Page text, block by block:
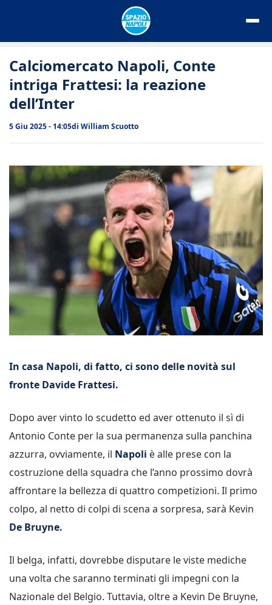
Calciomercato Napoli, Conte
intriga Frattesi: la reazione
dell’Inter
5 Giu 2025 - 14:05di William Scuotto
In casa Napoli, di fatto, ci sono delle novità sul
fronte Davide Frattesi.
Dopo aver vinto lo scudetto ed aver ottenuto il sì di
Antonio Conte per la sua permanenza sulla panchina
azzurra, ovviamente, il Napoli è alle prese con la
costruzione della squadra che l’anno prossimo dovrà
affrontare la bellezza di quattro competizioni. Il primo
colpo, al netto di colpi di scena a sorpresa, sarà Kevin
De Bruyne.
Il belga, infatti, dovrebbe disputare le viste mediche
una volta che saranno terminati gli impegni con la
Nazionale del Belgio. Tuttavia, oltre a Kevin De Bruyne,